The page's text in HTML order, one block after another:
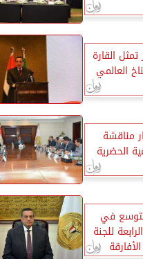
القارة
العالمي
مناقشة
الحضرية
في
للجنة